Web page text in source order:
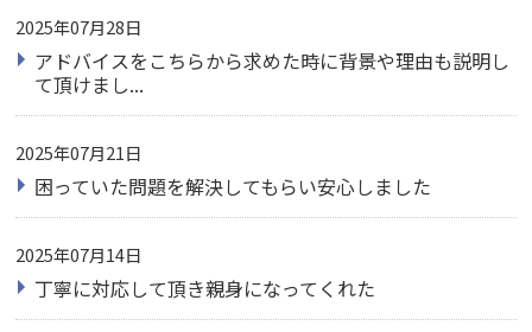
2025年07月28日
アドバイスをこちらから求めた時に背景や理由も説明し
て頂けまし...
2025年07月21日
困っていた問題を解決してもらい安心しました
2025年07月14日
丁寧に対応して頂き親身になってくれた